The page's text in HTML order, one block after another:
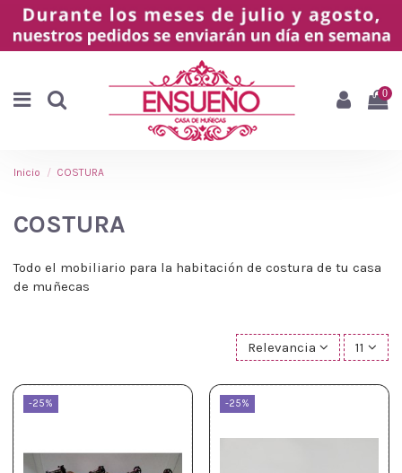
0
Inicio COSTURA
COSTURA
Todo el mobiliario para la habitación de costura de tu casa
de muñecas
Relevancia 11
-25% -25%